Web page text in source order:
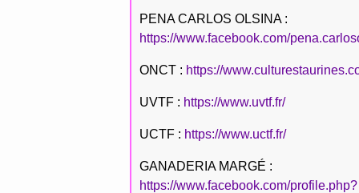
PENA CARLOS OLSINA :
https://www.facebook.com/
ONCT : https://
UVTF : https://www.uvtf.fr/
UCTF : https://www.uctf.fr/
GANADERIA MARGÉ :
https://www.facebook.com/profile.php?